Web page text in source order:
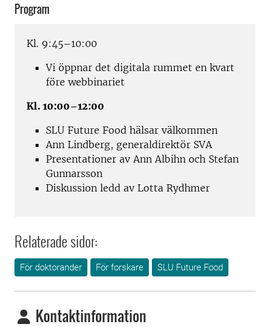
Program
Kl. 9:45–10:00
Vi öppnar det digitala rummet en kvart
före webbinariet
Kl. 10:00–12:00
SLU Future Food hälsar välkommen
Ann Lindberg, generaldirektör SVA
Presentationer av Ann Albihn och Stefan
Gunnarsson
Diskussion ledd av Lotta Rydhmer
Relaterade sidor:
För doktorander För forskare SLU Future Food
Kontaktinformation